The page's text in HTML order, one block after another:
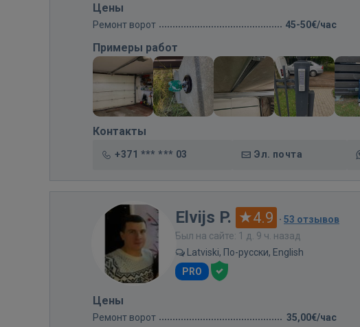
Цены
Ремонт ворот 45-50€/час
Примеры работ
Контакты
+371 *** *** 03 Эл. почта
Elvijs P. 4.9 · 53 отзывов
Был на сайте: 1 д. 9 ч. назад
Latviski, По-русски, English
PRO
Цены
Ремонт ворот 35,00€/час